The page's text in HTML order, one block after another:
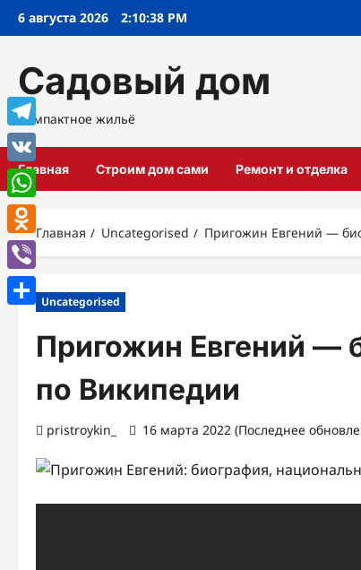
Перейти
6 августа 2026 2:10:39 PM
Садовый дом
Компактное жильё
Главная Строим дом сами Ремонт и отделка
Главная Uncategorised Пригожин Евгений —
Uncategorised
Пригожин Евгений —
по Википедии
pristroykin_ 16 марта 2022 (Последнее
Telegram
VK
WhatsApp
Odnoklassniki
Viber